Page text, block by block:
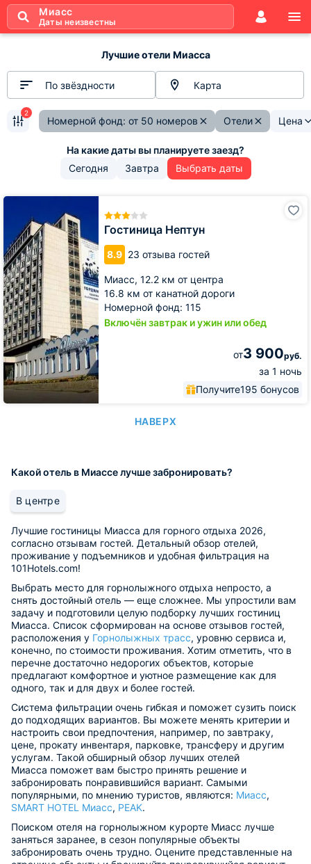
Миасс
Даты неизвестны
Лучшие отели Миасса
По звёздности Карта
Номерной фонд: от 50 номеров Отели Цена
2
Сегодня Завтра Выбрать даты
Гостиница Нептун
8.9 23 отзыва гостей
Миасс, 12.2 км от центра
16.8 км от канатной дороги
Номерной фонд: 115
Включён завтрак и ужин или обед
от3 900руб.
за 1 ночь
Получите195 бонусов
Гостиница
НАВЕРХ
Какой отель в Миассе лучше забронировать?
В центре
Лучшие гостиницы Миасса для горного отдыха 2026,
согласно отзывам гостей. Детальный обзор отелей,
проживание у подъемников и удобная фильтрация на
101Hotels.com!
Выбрать место для горнолыжного отдыха непросто, а
снять достойный отель — еще сложнее. Мы упростили вам
задачу и подготовили целую подборку лучших гостиниц
Миасса. Список сформирован на основе отзывов гостей,
расположения у Горнолыжных трасс, уровню сервиса и,
конечно, по стоимости проживания. Хотим отметить, что в
перечне достаточно недорогих объектов, которые
предлагают комфортное и уютное размещение как для
одного, так и для двух и более гостей.
Система фильтрации очень гибкая и поможет сузить поиск
до подходящих вариантов. Вы можете менять критерии и
настроить свои предпочтения, например, по завтраку,
цене, прокату инвентаря, парковке, трансферу и другим
услугам. Такой обширный обзор лучших отелей
Миасса поможет вам быстро принять решение и
забронировать понравившийся вариант. Самыми
популярными, по мнению туристов, являются: Миасс,
SMART HOTEL Миасс, PEAK.
Поиском отеля на горнолыжном курорте Миасс лучше
заняться заранее, в сезон популярные объекты
забронировать очень трудно. Оцените представленные на